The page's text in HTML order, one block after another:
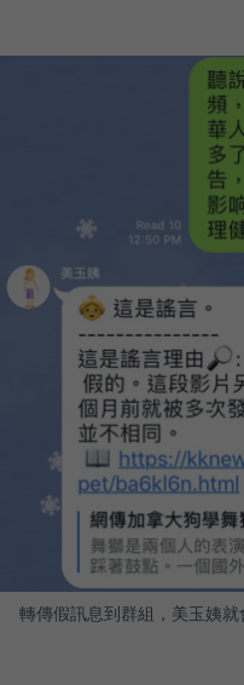
轉傳假訊息到群組，美玉姨就